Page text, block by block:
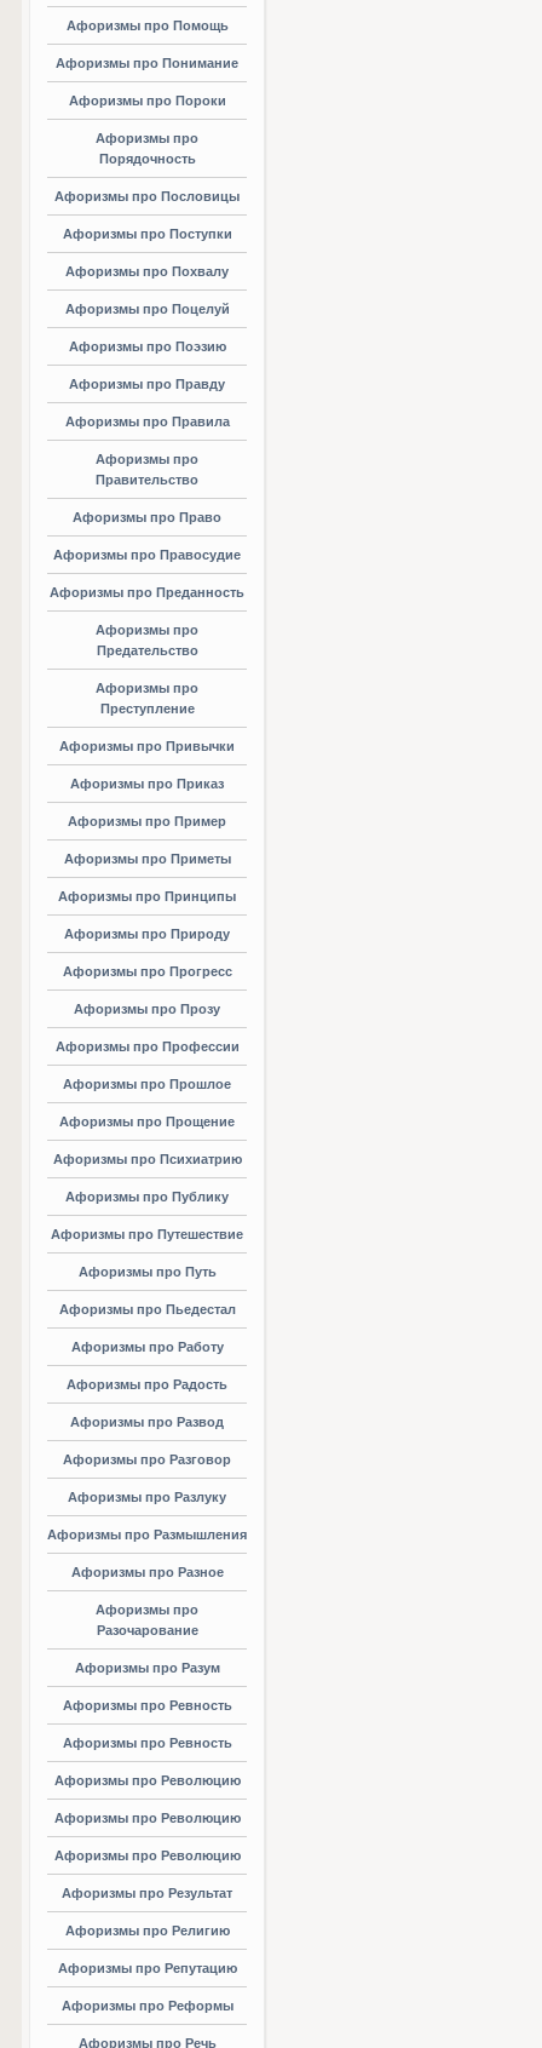
Афоризмы про Помощь
Афоризмы про Понимание
Афоризмы про Пороки
Афоризмы про
Порядочность
Афоризмы про Пословицы
Афоризмы про Поступки
Афоризмы про Похвалу
Афоризмы про Поцелуй
Афоризмы про Поэзию
Афоризмы про Правду
Афоризмы про Правила
Афоризмы про
Правительство
Афоризмы про Право
Афоризмы про Правосудие
Афоризмы про Преданность
Афоризмы про
Предательство
Афоризмы про
Преступление
Афоризмы про Привычки
Афоризмы про Приказ
Афоризмы про Пример
Афоризмы про Приметы
Афоризмы про Принципы
Афоризмы про Природу
Афоризмы про Прогресс
Афоризмы про Прозу
Афоризмы про Профессии
Афоризмы про Прошлое
Афоризмы про Прощение
Афоризмы про Психиатрию
Афоризмы про Публику
Афоризмы про Путешествие
Афоризмы про Путь
Афоризмы про Пьедестал
Афоризмы про Работу
Афоризмы про Радость
Афоризмы про Развод
Афоризмы про Разговор
Афоризмы про Разлуку
Афоризмы про Размышления
Афоризмы про Разное
Афоризмы про
Разочарование
Афоризмы про Разум
Афоризмы про Ревность
Афоризмы про Ревность
Афоризмы про Революцию
Афоризмы про Революцию
Афоризмы про Революцию
Афоризмы про Результат
Афоризмы про Религию
Афоризмы про Репутацию
Афоризмы про Реформы
Афоризмы про Речь